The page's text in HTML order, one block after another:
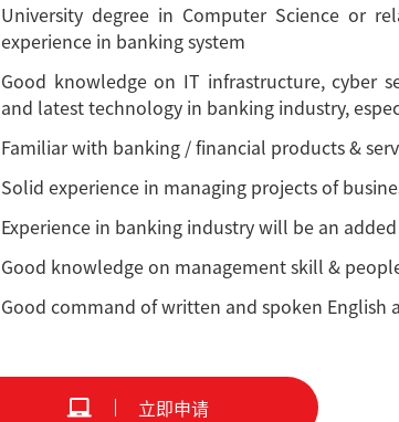
University degree in Computer Science or
experience in banking system
Good knowledge on IT infrastructure, cyber
and latest technology in banking industry,
Familiar with banking / financial products &
Solid experience in managing projects of
Experience in banking industry will be an
Good knowledge on management skill &
Good command of written and spoken English
立即申请